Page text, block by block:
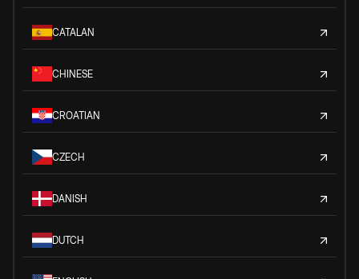
CATALAN
CHINESE
CROATIAN
CZECH
DANISH
DUTCH